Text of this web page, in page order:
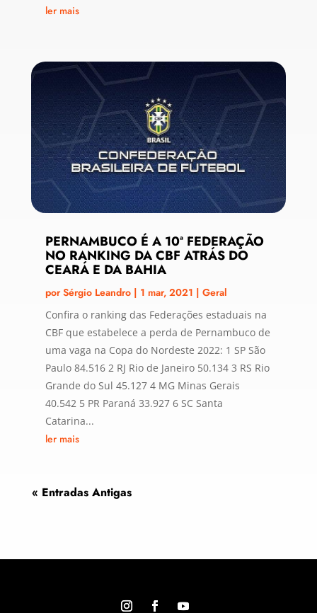
ler mais
PERNAMBUCO É A 10ª FEDERAÇÃO
NO RANKING DA CBF ATRÁS DO
CEARÁ E DA BAHIA
porSérgio Leandro| 1 mar, 2021 | Geral
Confira o ranking das Federações estaduais na
CBF que estabelece a perda de Pernambuco de
uma vaga na Copa do Nordeste 2022: 1 SP São
Paulo 84.516 2 RJ Rio de Janeiro 50.134 3 RS Rio
Grande do Sul 45.127 4 MG Minas Gerais
40.542 5 PR Paraná 33.927 6 SC Santa
Catarina...
ler mais
« Entradas Antigas